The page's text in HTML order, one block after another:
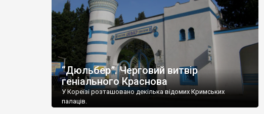
“Дюльбер”. Черговий витвір
геніального Краснова
У Кореїзі розташовано декілька відомих Кримських
палаців.